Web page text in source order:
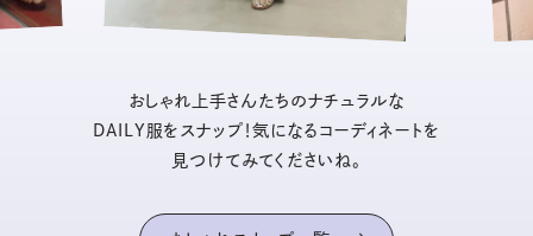
おしゃれ上手さんたちのナチュラルな
DAILY服をスナップ！気になるコーディネートを
見つけてみてくださいね。